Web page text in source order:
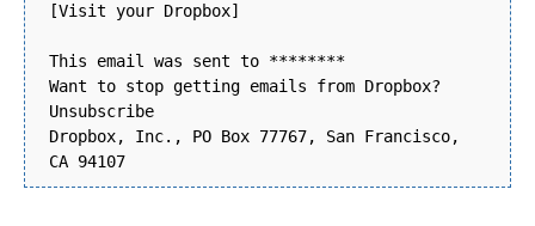
[Visit your Dropbox]
This email was sent to ********
Want to stop getting emails from Dropbox?
Unsubscribe
Dropbox, Inc., PO Box 77767, San Francisco,
CA 94107